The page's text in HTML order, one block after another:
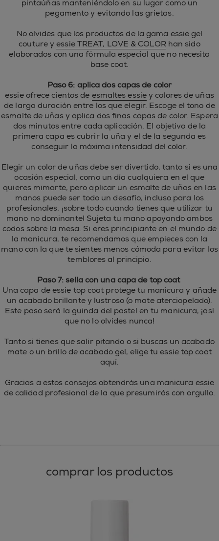
pintaúñas manteniéndolo en su lugar como un
pegamento y evitando las grietas.
No olvides que los productos de la gama essie gel
couture yessie TREAT, LOVE & COLORhan sido
elaborados con una fórmula especial que no necesita
base coat.
Paso 6: aplica dos capas de color
essie ofrece cientos de esmaltes essiey colores de uñas
de larga duración entre los que elegir. Escoge el tono de
esmalte de uñas y aplica dos finas capas de color. Espera
dos minutos entre cada aplicación. El objetivo de la
primera capa es cubrir la uña y el de la segunda es
conseguir la máxima intensidad del color.
Elegir un color de uñas debe ser divertido, tanto si es una
ocasión especial, como un día cualquiera en el que
quieres mimarte, pero aplicar un esmalte de uñas en las
manos puede ser todo un desafío, incluso para los
profesionales, ¡sobre todo cuando tienes que utilizar tu
mano no dominante! Sujeta tu mano apoyando ambos
codos sobre la mesa. Si eres principiante en el mundo de
la manicura, te recomendamos que empieces con la
mano con la que te sientes menos cómoda para evitar los
temblores al principio.
Paso 7: sella con una capa de top coat
Una capa de essie top coat protege tu manicura y añade
un acabado brillante y lustroso (o mate aterciopelado).
Este paso será la guinda del pastel en tu manicura, ¡así
que no lo olvides nunca!
Tanto si tienes que salir pitando o si buscas un acabado
mate o un brillo de acabado gel, elige tuessie top coat
aquí.
Gracias a estos consejos obtendrás una manicura essie
de calidad profesional de la que presumirás con orgullo.
comprar los productos